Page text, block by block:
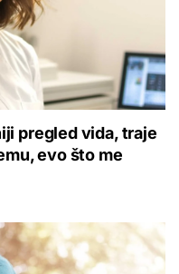
pregled vida, traje
evo što me